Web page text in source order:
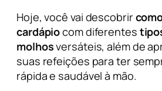
Hoje, você vai descobrir
cardápiocom diferentes
molhosversáteis, além de
suas refeições para ter
rápida e saudável à mão.